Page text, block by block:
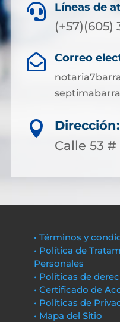
 Líneas de
(+57)(605)
 Correo

Dirección:
Calle 53
• Términos y
• Política de
Personales
• Políticas de
• Certificado de
• Políticas de
• Mapa del Sitio